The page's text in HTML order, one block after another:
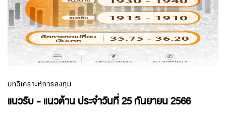
บทวิเคราะห์การลงทุน
แนวรับ - แนวต้าน ประจำวันที่ 25 กันยายน 2566